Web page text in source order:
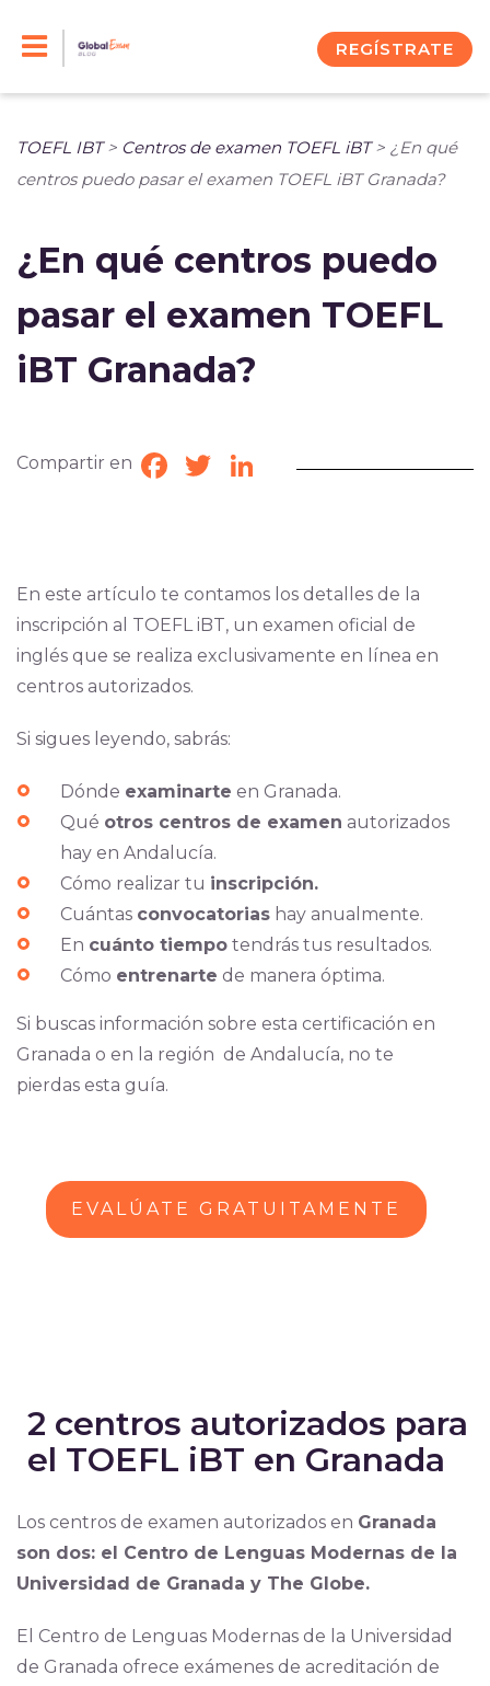
REGÍSTRATE
TOEFL IBT> Centros de examen TOEFL iBT> ¿En qué
centros puedo pasar el examen TOEFL iBT Granada?
¿En qué centros puedo
pasar el examen TOEFL
iBT Granada?
Compartir en Facebook
TwitterLinkedIn
En este artículo te contamos los detalles de la
inscripción al TOEFL iBT, un examen oficial de
inglés que se realiza exclusivamente en línea en
centros autorizados.
Si sigues leyendo, sabrás:
Dónde examinarte en Granada.
Qué otros centros de examen autorizados
hay en Andalucía.
Cómo realizar tu inscripción.
Cuántas convocatoriashay anualmente.
En cuánto tiempotendrás tus resultados.
Cómo entrenarte de manera óptima.
Si buscas información sobre esta certificación en
Granada o en la región de Andalucía, no te
pierdas esta guía.
EVALÚATE GRATUITAMENTE
2 centros autorizados para
el TOEFL iBT en Granada
Los centros de examen autorizados en Granada
son dos: el Centro de Lenguas Modernas de la
Universidad de Granada y The Globe.
El Centro de Lenguas Modernas de la Universidad
de Granada ofrece exámenes de acreditación de